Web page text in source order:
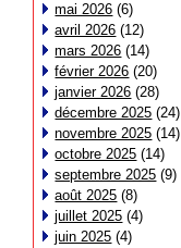
mai 2026 (6)
avril 2026 (12)
mars 2026 (14)
février 2026 (20)
janvier 2026 (28)
décembre 2025 (24)
novembre 2025 (14)
octobre 2025 (14)
septembre 2025 (9)
août 2025 (8)
juillet 2025 (4)
juin 2025 (4)